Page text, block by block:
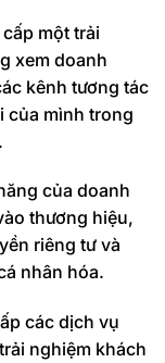
một trải
xem doanh
kênh tương tác
của mình trong
của doanh
thương hiệu,
riêng tư và
nhân hóa.
các dịch vụ
nghiệm khách